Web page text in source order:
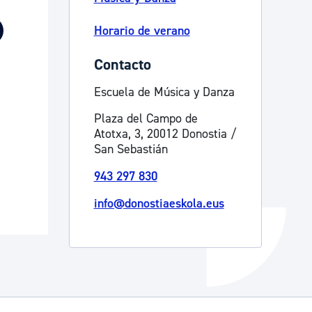
Catálogo de trámites
Horario de verano
Contacto
Escuela de Música y Danza
Plaza del Campo de
Atotxa, 3, 20012 Donostia /
San Sebastián
943 297 830
info@donostiaeskola.eus